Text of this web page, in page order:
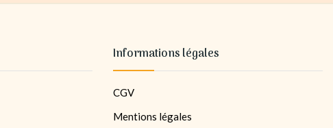
Informations légales
CGV
Mentions légales